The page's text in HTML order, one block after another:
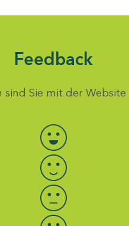
Feedback
Sie mit der Website
Bewertung